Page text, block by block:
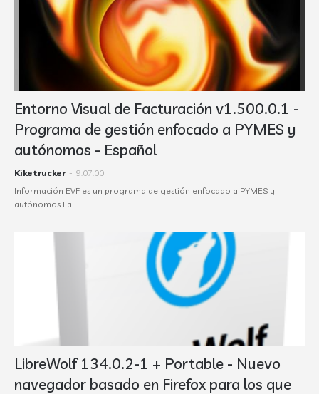
Entorno Visual de Facturación v1.500.0.1 -
Programa de gestión enfocado a PYMES y
autónomos - Español
Kiketrucker - 9:07:00
Información EVF es un programa de gestión enfocado a PYMES y
autónomos La…
LibreWolf 134.0.2-1 + Portable - Nuevo
navegador basado en Firefox para los que